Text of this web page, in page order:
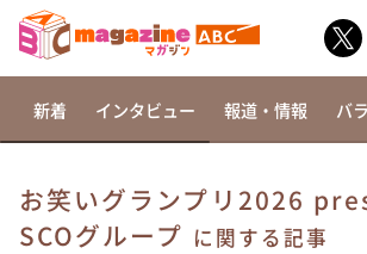
なるみ・岡村の過ぎるTV
新着 インタビュー 報道・情報 バ
お笑いグランプリ2026
SCOグループ に関する記事